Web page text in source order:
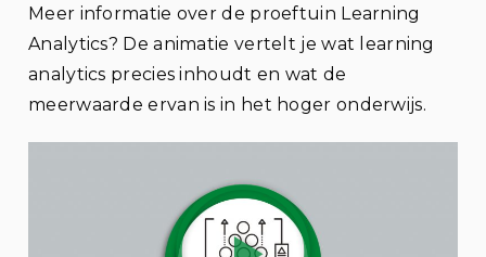
Meer informatie over de proeftuin Learning
Analytics? De animatie vertelt je wat learning
analytics precies inhoudt en wat de
meerwaarde ervan is in het hoger onderwijs.